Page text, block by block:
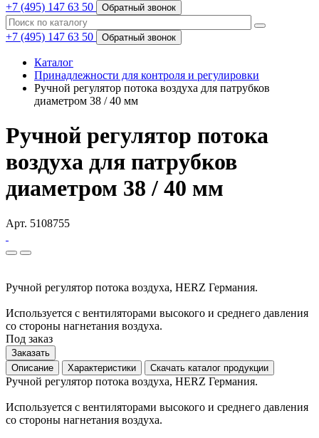
+7 (495) 147 63 50 Обратный звонок
+7 (495) 147 63 50 Обратный звонок
Каталог
Принадлежности для контроля и регулировки
Ручной регулятор потока воздуха для патрубков
диаметром 38 / 40 мм
Ручной регулятор потока
воздуха для патрубков
диаметром 38 / 40 мм
Арт. 5108755
Ручной регулятор потока воздуха, HERZ Германия.
Используется с вентиляторами высокого и среднего давления
со стороны нагнетания воздуха.
Под заказ
Заказать
Описание
Характеристики Скачать каталог продукции
Ручной регулятор потока воздуха, HERZ Германия.
Используется с вентиляторами высокого и среднего давления
со стороны нагнетания воздуха.